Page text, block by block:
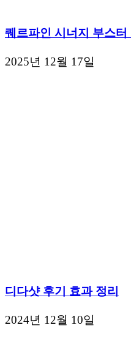
퀘르파인 시너지 부스터
2025년 12월 17일
디다샷 후기 효과 정리
2024년 12월 10일